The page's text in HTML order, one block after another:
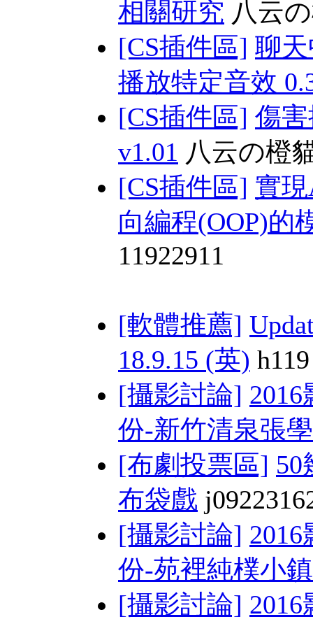
相關研究 八云
[CS插件區] 聊
播放特定音效
[CS插件區] 傷
v1.01 八云の橙
[CS插件區] 實
向編程(OOP)的
11922911
[軟體推薦]
18.9.15 (英) h119
[攝影討論]
份-新竹清泉張
[布劇投票區] 50
布袋戲
[攝影討論]
份-苑裡純樸小鎮
[攝影討論]